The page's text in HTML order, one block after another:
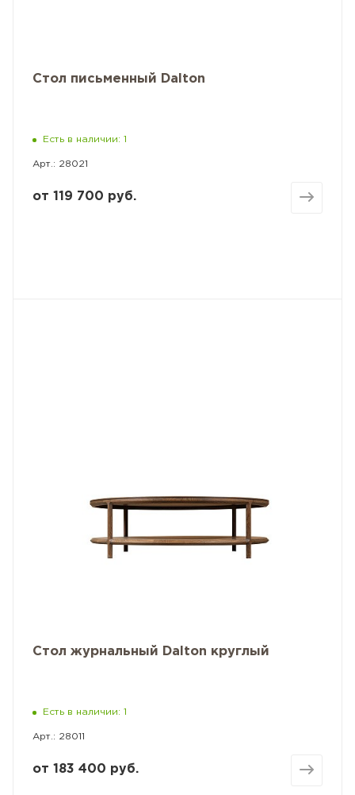
Стол письменный Dalton
Есть в наличии: 1
Арт.: 28021
от 119 700 руб.
Стол журнальный Dalton круглый
Есть в наличии: 1
Арт.: 28011
от 183 400 руб.